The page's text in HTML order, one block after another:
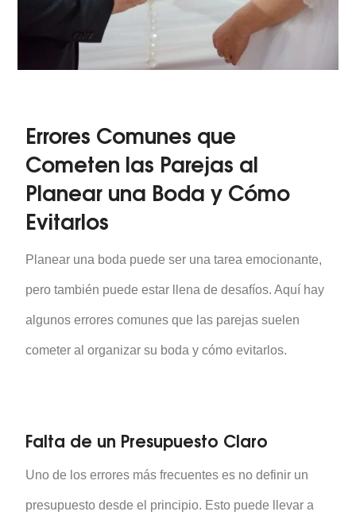
Errores Comunes que
Cometen las Parejas al
Planear una Boda y Cómo
Evitarlos
Planear una boda puede ser una tarea emocionante,
pero también puede estar llena de desafíos. Aquí hay
algunos errores comunes que las parejas suelen
cometer al organizar su boda y cómo evitarlos.
Falta de un Presupuesto Claro
Uno de los errores más frecuentes es no definir un
presupuesto desde el principio. Esto puede llevar a